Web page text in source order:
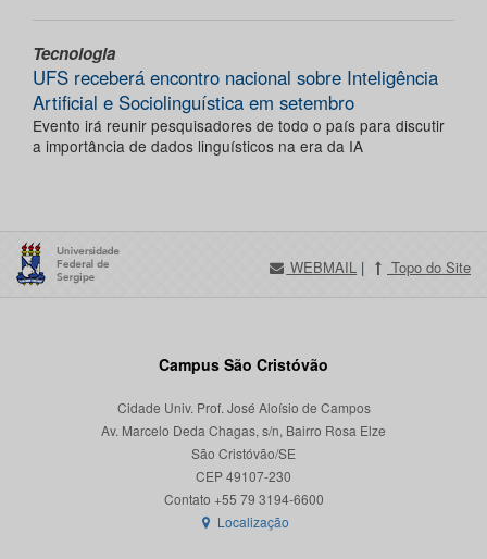
Tecnologia
UFS receberá encontro nacional sobre Inteligência
Artificial e Sociolinguística em setembro
Evento irá reunir pesquisadores de todo o país para discutir
a importância de dados linguísticos na era da IA
WEBMAIL | Topo do Site
Campus São Cristóvão
Cidade Univ. Prof. José Aloísio de Campos
Av. Marcelo Deda Chagas, s/n, Bairro Rosa Elze
São Cristóvão/SE
CEP 49107-230
Localização